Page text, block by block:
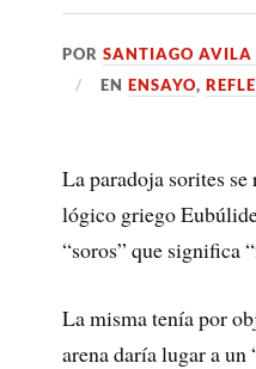
PORSANTIAGO
ENENSAYO,
La paradoja sorites
lógico griego
“soros” que significa
La misma tenía por
arena daría lugar a